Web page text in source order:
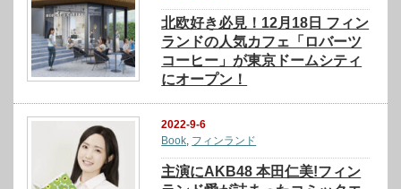
北欧好き必見！12月18日 フィン
ランドの人気カフェ「ロバーツ
コーヒー」が東京ドームシティ
にオープン！
2022-9-6
Book, フィンランド
主演にAKB48 本田仁美!フィン